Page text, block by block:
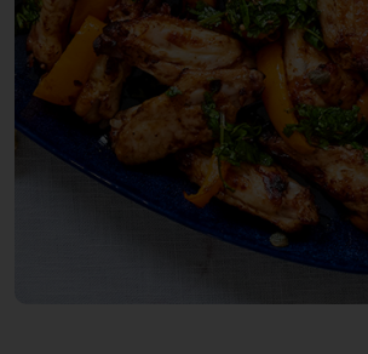
Over Mitra
Actiefolder
Voordelen Mitra Member
Klantenservice
20
€ 20
- €
25
€ 25
- €
30
20
€ 20
- €
25
20
€ 20
- €
25